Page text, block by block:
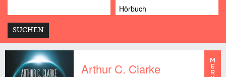
Arthur C. Clarke